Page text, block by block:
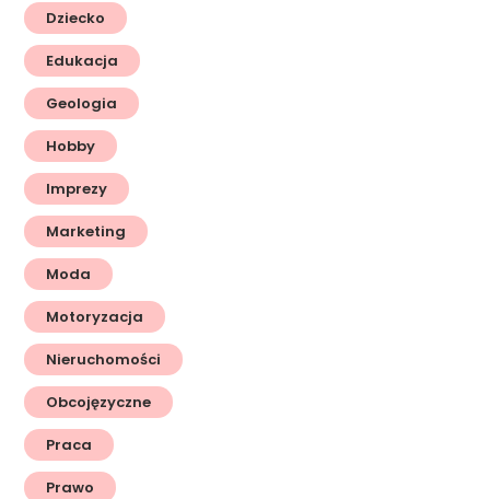
Dziecko
Edukacja
Geologia
Hobby
Imprezy
Marketing
Moda
Motoryzacja
Nieruchomości
Obcojęzyczne
Praca
Prawo